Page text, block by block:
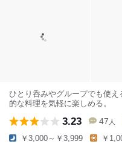
ひとり呑みやグループでも使
的な料理を気軽に楽しめる。
3.23 47 人
￥3,000～￥3,999 ￥